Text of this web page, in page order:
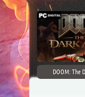
DOOM: The